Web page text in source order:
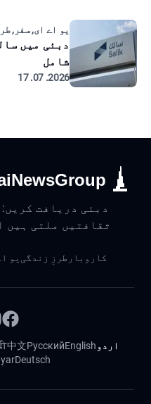
یو اے ای, سفر,
شامل
2026. 07. 17
دبئی دریافت
ثقافتیں ملتی ہیں
کاروبار طرزِ زندگی یو
اردو English
Русский
中文
Deutsch